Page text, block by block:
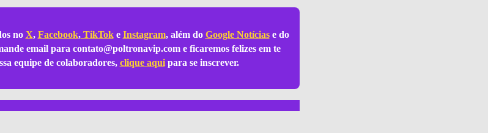
no X, Facebook,TikToke Instagram, além do Google Notíciase do
email para contato@poltronavip.come ficaremos felizes em te
equipe de colaboradores, clique aquipara se inscrever.